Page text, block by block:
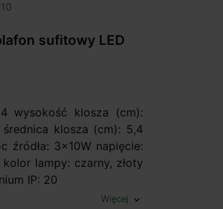
sufitowy LED
wysokość klosza (cm):
klosza (cm): 5,4
źródła: 3x10W napięcie:
lampy: czarny, złoty
IP: 20
Więcej expand_more